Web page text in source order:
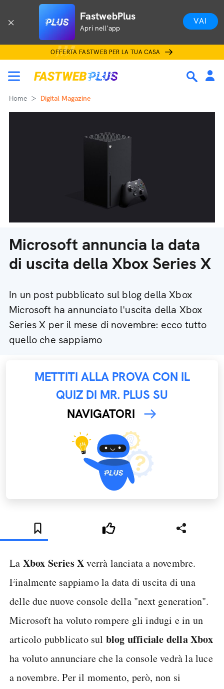
FastwebPlus
Apri nell'app
VAI
OFFERTA FASTWEB PER LA TUA CASA
Home Digital Magazine
Microsoft annuncia la data
di uscita della Xbox Series X
In un post pubblicato sul blog della Xbox
Microsoft ha annunciato l'uscita della Xbox
Series X per il mese di novembre: ecco tutto
quello che sappiamo
METTITI ALLA PROVA CON IL
QUIZ DI MR. PLUS SU
NAVIGATORI
La Xbox Series Xverrà lanciata a novembre.
Finalmente sappiamo la data di uscita di una
delle due nuove console della "next generation".
Microsoft ha voluto rompere gli indugi e in un
articolo pubblicato sul blog ufficiale della Xbox
ha voluto annunciare che la console vedrà la luce
a novembre. Per il momento, però, non si